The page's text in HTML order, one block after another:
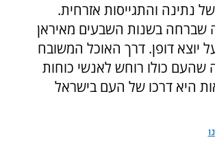
נתינה והתגייסות אזרחית.
שברחה בשנות השבעים מאיראן
דופן. דרך האוכל המשובח
כולו רוחש לאנשי כוחות
היא דרכו של העם בישראל